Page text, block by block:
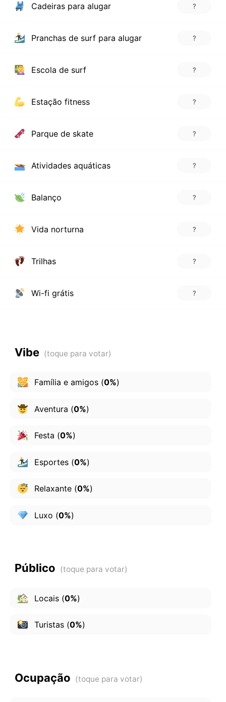
Cadeiras para alugar ?
Pranchas de surf para alugar ?
Escola de surf ?
Estação fitness ?
Parque de skate ?
Atividades aquáticas ?
Balanço ?
Vida norturna ?
Trilhas ?
Wi-fi grátis ?
Vibe
Família e amigos(0%)
Aventura (0%)
Festa (0%)
Esportes(0%)
Relaxante(0%)
Luxo (0%)
Público
Locais(0%)
Turistas(0%)
Ocupação